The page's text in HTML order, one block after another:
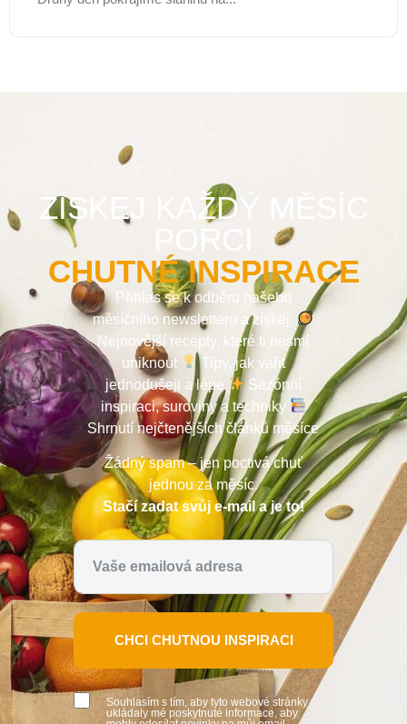
ZÍSKEJ KAŽDÝ MĚSÍC
CHUTNÉ INSPIRACE
Přihlas se k odběru našeho
měsíčního newsletteru a získej:
Nejnovější recepty, které ti nesmí
uniknout
Tipy, jak vařit
jednodušeji a lépe
Sezónní
inspiraci, suroviny a techniky
Shrnutí nejčtenějších článků měsíce
Žádný spam – jen poctivá chuť
jednou za měsíc.
Stačí zadat svůj e-mail a je to!
CHCI CHUTNOU INSPIRACI
Souhlasím s tím, aby tyto webové stránky
ukládaly mé poskytnuté informace, aby